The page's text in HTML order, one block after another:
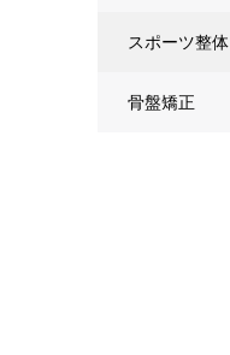
スポーツ整体
骨盤矯正